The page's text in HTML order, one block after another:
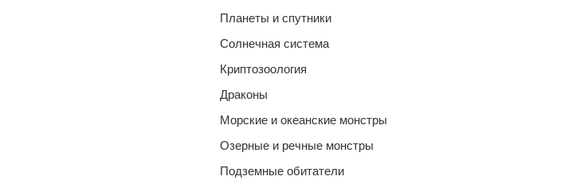
Планеты и спутники
Солнечная система
Криптозоология
Драконы
Морские и океанские монстры
Озерные и речные монстры
Подземные обитатели